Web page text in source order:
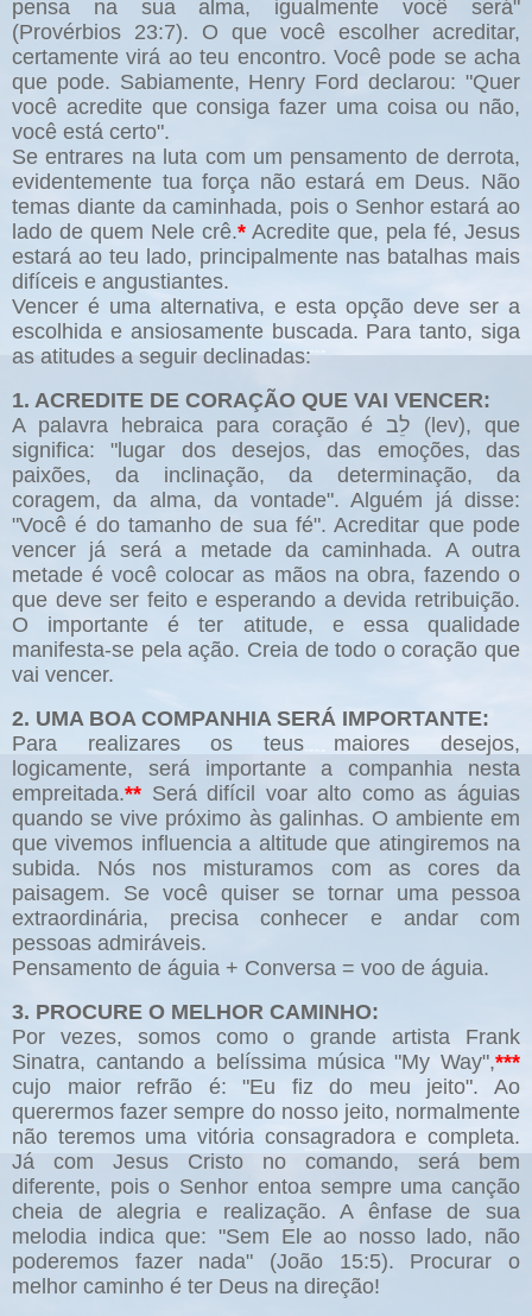
pensa na sua alma, igualmente você será"
(Provérbios 23:7). O que você escolher acreditar,
certamente virá ao teu encontro. Você pode se acha
que pode. Sabiamente, Henry Ford declarou: "Quer
você acredite que consiga fazer uma coisa ou não,
você está certo".
Se entrares na luta com um pensamento de derrota,
evidentemente tua força não estará em Deus. Não
temas diante da caminhada, pois o Senhor estará ao
lado de quem Nele crê.* Acredite que, pela fé, Jesus
estará ao teu lado, principalmente nas batalhas mais
difíceis e angustiantes.
Vencer é uma alternativa, e esta opção deve ser a
escolhida e ansiosamente buscada. Para tanto, siga
as atitudes a seguir declinadas:
1. ACREDITE DE CORAÇÃO QUE VAI VENCER:
A palavra hebraica para coração é לֵב (lev), que
significa: "lugar dos desejos, das emoções, das
paixões, da inclinação, da determinação, da
coragem, da alma, da vontade". Alguém já disse:
"Você é do tamanho de sua fé". Acreditar que pode
vencer já será a metade da caminhada. A outra
metade é você colocar as mãos na obra, fazendo o
que deve ser feito e esperando a devida retribuição.
O importante é ter atitude, e essa qualidade
manifesta-se pela ação. Creia de todo o coração que
vai vencer.
2. UMA BOA COMPANHIA SERÁ IMPORTANTE:
Para realizares os teus maiores desejos,
logicamente, será importante a companhia nesta
empreitada.** Será difícil voar alto como as águias
quando se vive próximo às galinhas. O ambiente em
que vivemos influencia a altitude que atingiremos na
subida. Nós nos misturamos com as cores da
paisagem. Se você quiser se tornar uma pessoa
extraordinária, precisa conhecer e andar com
pessoas admiráveis.
Pensamento de águia + Conversa = voo de águia.
3. PROCURE O MELHOR CAMINHO:
Por vezes, somos como o grande artista Frank
Sinatra, cantando a belíssima música "My Way",***
cujo maior refrão é: "Eu fiz do meu jeito". Ao
querermos fazer sempre do nosso jeito, normalmente
não teremos uma vitória consagradora e completa.
Já com Jesus Cristo no comando, será bem
diferente, pois o Senhor entoa sempre uma canção
cheia de alegria e realização. A ênfase de sua
melodia indica que: "Sem Ele ao nosso lado, não
poderemos fazer nada" (João 15:5). Procurar o
melhor caminho é ter Deus na direção!